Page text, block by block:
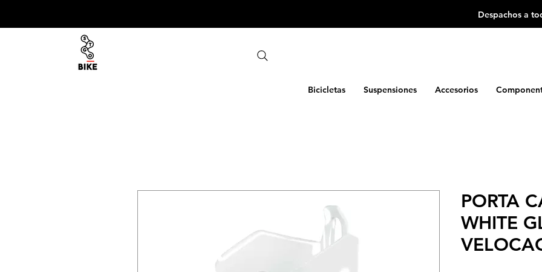
Despachos a
Bicicletas Suspensiones Accesorios
PORTA
WHITE